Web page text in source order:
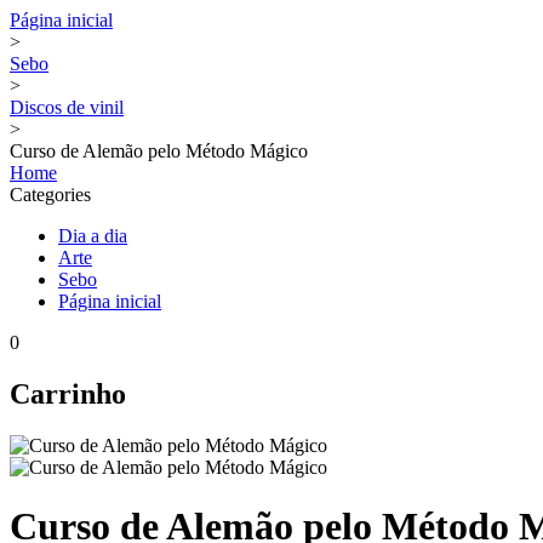
Página inicial
>
Sebo
>
Discos de vinil
>
Curso de Alemão pelo Método Mágico
Home
Categories
Dia a dia
Arte
Sebo
Página inicial
0
Carrinho
Curso de Alemão pelo Método